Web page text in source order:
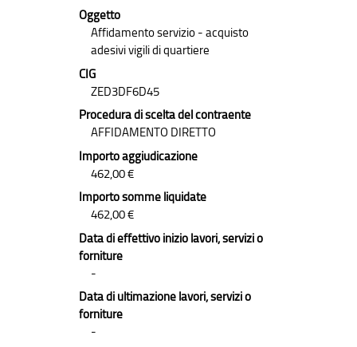
Oggetto
Affidamento servizio - acquisto
adesivi vigili di quartiere
CIG
ZED3DF6D45
Procedura di scelta del contraente
AFFIDAMENTO DIRETTO
Importo aggiudicazione
462,00 €
Importo somme liquidate
462,00 €
Data di effettivo inizio lavori, servizi o
forniture
-
Data di ultimazione lavori, servizi o
forniture
-